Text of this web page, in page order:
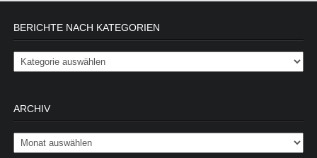
BERICHTE NACH KATEGORIEN
Berichte nach Kategorien
ARCHIV
Archiv